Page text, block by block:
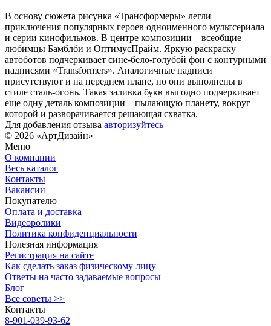
В основу сюжета рисунка «Трансформеры» легли
приключения популярных героев одноименного мультсериала
и серии кинофильмов. В центре композиции – всеобщие
любимцы Бамблби и ОптимусПрайм. Яркую раскраску
автоботов подчеркивает сине-бело-голубой фон с контурными
надписями «Transformers». Аналогичные надписи
присутствуют и на переднем плане, но они выполнены в
стиле сталь-огонь. Такая заливка букв выгодно подчеркивает
еще одну деталь композиции – пылающую планету, вокруг
которой и разворачивается решающая схватка.
Для добавления отзыва авторизуйтесь
© 2026 «АртДизайн»
Меню
О компании
Весь каталог
Контакты
Вакансии
Покупателю
Оплата и доставка
Видеоролики
Политика конфиденциальности
Полезная информация
Регистрация на сайте
Как сделать заказ физическому лицу
Ответы на часто задаваемые вопросы
Блог
Все советы >>
Контакты
8-901-039-93-62